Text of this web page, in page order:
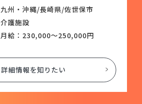
九州・沖縄/長崎県/佐世保市
介護施設
月給：230,000～250,000円
詳細情報を知りたい